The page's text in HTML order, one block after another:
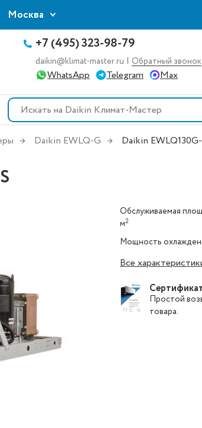
Москва
+7 (495) 323-98-79
daikin@klimat-master.ru | Обратный звонок
WhatsApp Telegram Max
Daikin EWLQ-G
Daikin
Обслуживаемая
м2
Мощность
Все
Простой
товара.